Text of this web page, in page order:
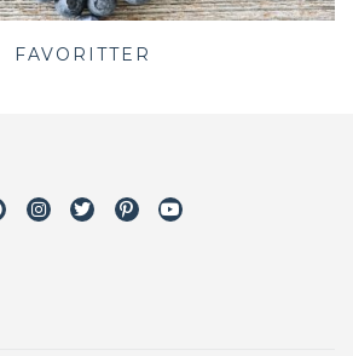
FAVORITTER
FacebookInstagram
TwitterPinterestYoutube